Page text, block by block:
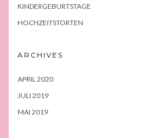
KINDERGEBURTSTAGE
HOCHZEITSTORTEN
ARCHIVES
APRIL 2020
JULI 2019
MAI 2019